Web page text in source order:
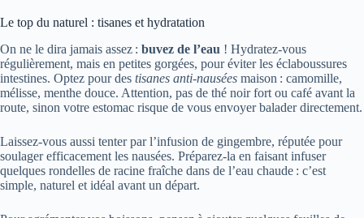
Le top du naturel : tisanes et hydratation
On ne le dira jamais assez : buvez de l’eau ! Hydratez-vous
régulièrement, mais en petites gorgées, pour éviter les éclaboussures
intestines. Optez pour des tisanes anti-nausées maison : camomille,
mélisse, menthe douce. Attention, pas de thé noir fort ou café avant la
route, sinon votre estomac risque de vous envoyer balader directement.
Laissez-vous aussi tenter par l’infusion de gingembre, réputée pour
soulager efficacement les nausées. Préparez-la en faisant infuser
quelques rondelles de racine fraîche dans de l’eau chaude : c’est
simple, naturel et idéal avant un départ.